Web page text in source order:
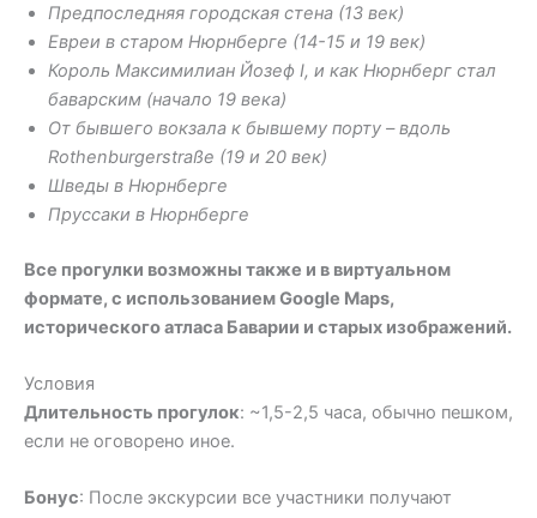
Предпоследняя городская стена (13 век)
Евреи в старом Нюрнберге (14-15 и 19 век)
Король Максимилиан Йозеф I, и как Нюрнберг стал
баварским (начало 19 века)
От бывшего вокзала к бывшему порту – вдоль
Rothenburgerstraße (19 и 20 век)
Шведы в Нюрнберге
Пруссаки в Нюрнберге
Все прогулки возможны также и в виртуальном
формате, с использованием Google Maps,
исторического атласа Баварии и старых изображений.
Условия
Длительность прогулок: ~1,5-2,5 часа, обычно пешком,
если не оговорено иное.
Бонус: После экскурсии все участники получают